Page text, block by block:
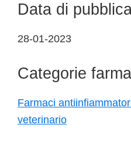
Data di
28-01-2023
Categorie
Farmaci
veterinario